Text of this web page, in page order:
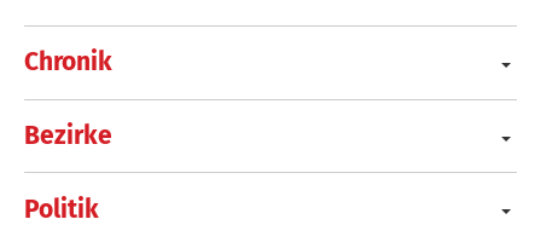
Chronik
Bezirke
Politik